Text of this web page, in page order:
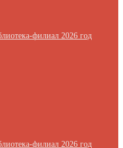
филиал 2026 год
филиал 2026 год